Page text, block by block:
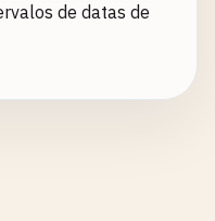
de datas de